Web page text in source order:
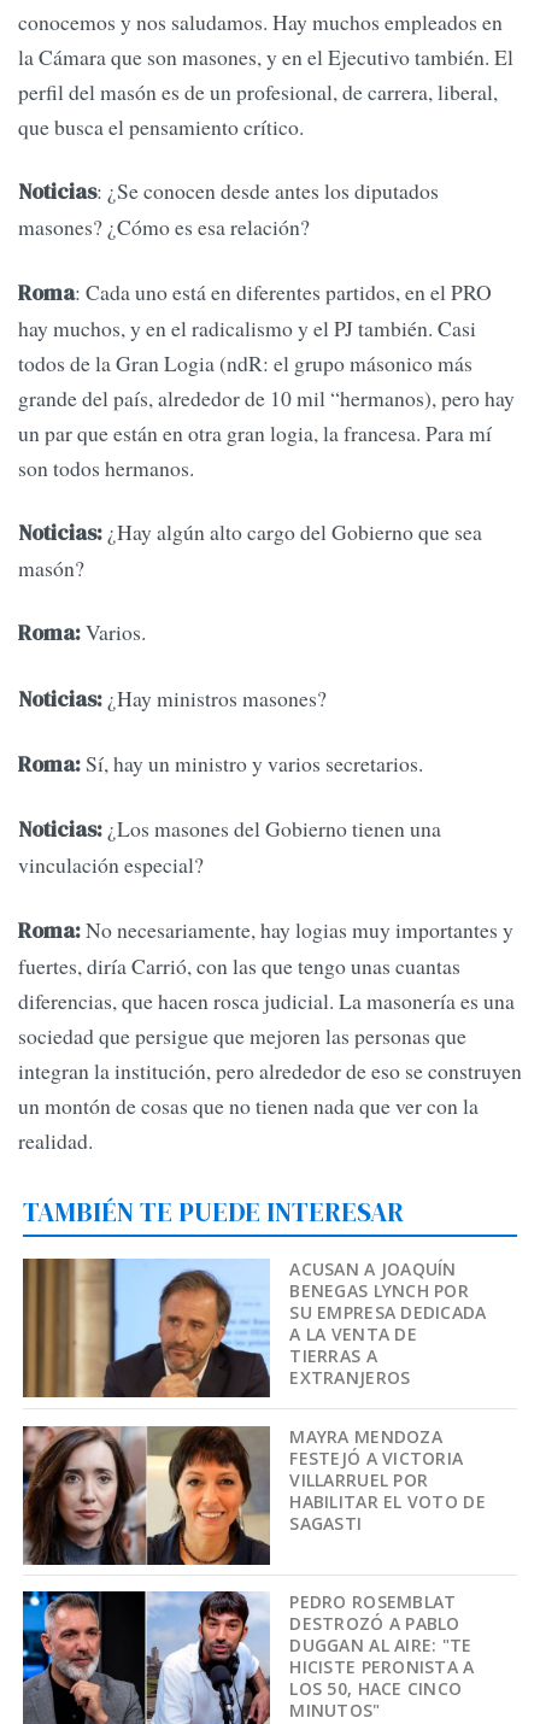
conocemos y nos saludamos. Hay muchos empleados en
la Cámara que son masones, y en el Ejecutivo también. El
perfil del masón es de un profesional, de carrera, liberal,
que busca el pensamiento crítico.
Noticias: ¿Se conocen desde antes los diputados
masones? ¿Cómo es esa relación?
Roma: Cada uno está en diferentes partidos, en el PRO
hay muchos, y en el radicalismo y el PJ también. Casi
todos de la Gran Logia (ndR: el grupo másonico más
grande del país, alrededor de 10 mil “hermanos), pero hay
un par que están en otra gran logia, la francesa. Para mí
son todos hermanos.
Noticias: ¿Hay algún alto cargo del Gobierno que sea
masón?
Roma:Varios.
Noticias: ¿Hay ministros masones?
Roma:Sí, hay un ministro y varios secretarios.
Noticias: ¿Los masones del Gobierno tienen una
vinculación especial?
Roma:No necesariamente, hay logias muy importantes y
fuertes, diría Carrió, con las que tengo unas cuantas
diferencias, que hacen rosca judicial. La masonería es una
sociedad que persigue que mejoren las personas que
integran la institución, pero alrededor de eso se construyen
un montón de cosas que no tienen nada que ver con la
realidad.
TAMBIÉN TE PUEDE INTERESAR
ACUSAN A JOAQUÍN
BENEGAS LYNCH POR
SU EMPRESA DEDICADA
A LA VENTA DE
TIERRAS A
EXTRANJEROS
MAYRA MENDOZA
FESTEJÓ A VICTORIA
VILLARRUEL POR
HABILITAR EL VOTO DE
SAGASTI
PEDRO ROSEMBLAT
DESTROZÓ A PABLO
DUGGAN AL AIRE: "TE
HICISTE PERONISTA A
LOS 50, HACE CINCO
MINUTOS"